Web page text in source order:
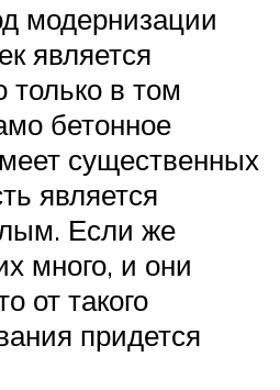
модернизации
является
в том
бетонное
существенных
является
Если же
много, и они
от такого
придется